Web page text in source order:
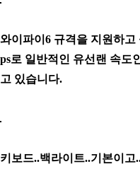
와이파이6 규격을 지원하
ps로 일반적인 유선랜 속도
고 있습니다.
키보드..백라이트..기본이고